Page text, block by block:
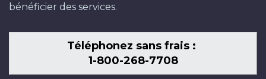
bénéficier des services.
Téléphonez sans frais :
1-800-268-7708